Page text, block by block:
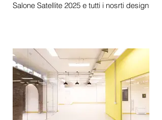
Salone Satellite 2025 e tutti i nosrti design